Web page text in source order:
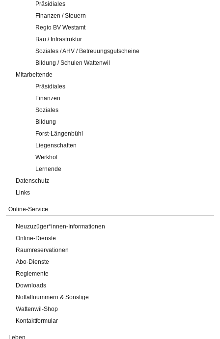
Präsidiales
Finanzen / Steuern
Regio BV Westamt
Bau / Infrastruktur
Soziales / AHV / Betreuungsgutscheine
Bildung / Schulen Wattenwil
Mitarbeitende
Präsidiales
Finanzen
Soziales
Bildung
Forst-Längenbühl
Liegenschaften
Werkhof
Lernende
Datenschutz
Links
Online-Service
Neuzuzüger*innen-Informationen
Online-Dienste
Raumreservationen
Abo-Dienste
Reglemente
Downloads
Notfallnummern & Sonstige
Wattenwil-Shop
Kontaktformular
Leben